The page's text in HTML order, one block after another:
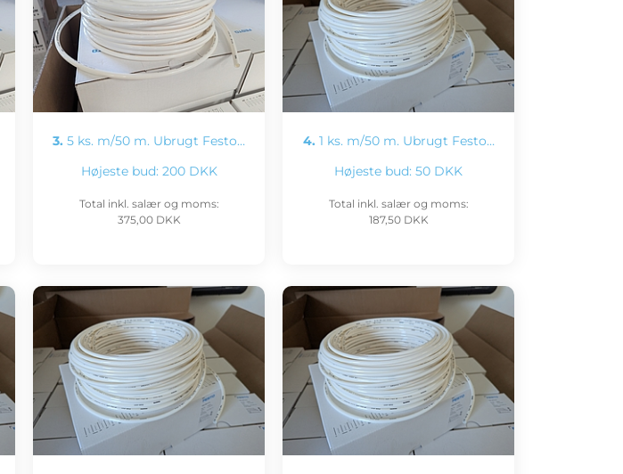
3. 5 ks. m/50 m. Ubrugt Festo…
Højeste bud: 200 DKK
Total inkl. salær og moms:
375,00 DKK
4. 1 ks. m/50 m. Ubrugt Festo…
Højeste bud: 50 DKK
Total inkl. salær og moms:
187,50 DKK